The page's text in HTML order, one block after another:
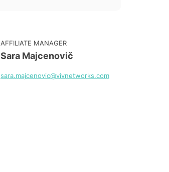
AFFILIATE MANAGER
Sara Majcenovič
sara.majcenovic@vivnetworks.com